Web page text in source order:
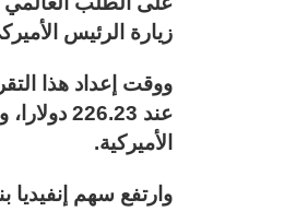
زيارة الرئيس
عند
الأميركية.
وارتفع سهم إنفيديا بنحو 14.18% خلال آخر 6